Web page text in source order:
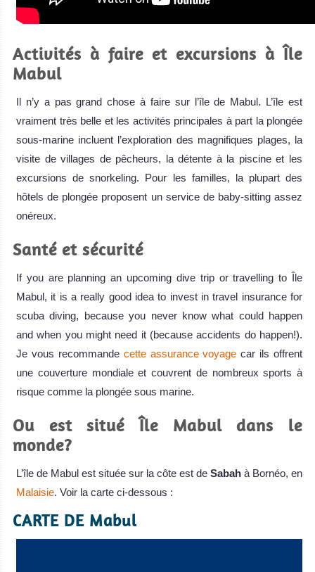
Activités à faire et excursions à Île
Mabul
Il n’y a pas grand chose à faire sur l’île de Mabul. L’île est
vraiment très belle et les activités principales à part la plongée
sous-marine incluent l’exploration des magnifiques plages, la
visite de villages de pêcheurs, la détente à la piscine et les
excursions de snorkeling. Pour les familles, la plupart des
hôtels de plongée proposent un service de baby-sitting assez
onéreux.
Santé et sécurité
If you are planning an upcoming dive trip or travelling to Île
Mabul, it is a really good idea to invest in travel insurance for
scuba diving, because you never know what could happen
and when you might need it (because accidents do happen!).
Je vous recommande cette assurance voyage car ils offrent
une couverture mondiale et couvrent de nombreux sports à
risque comme la plongée sous marine.
Ou est situé Île Mabul dans le
monde?
L’île de Mabul est située sur la côte est de Sabah à Bornéo, en
Malaisie. Voir la carte ci-dessous :
CARTE DE Mabul